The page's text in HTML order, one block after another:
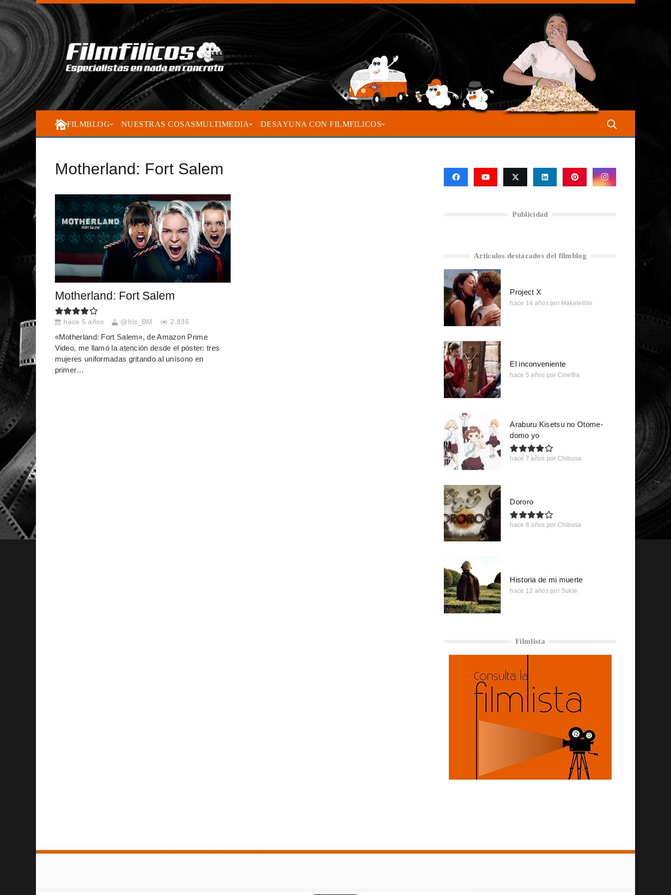
FILMBLOG NUESTRAS COSASMULTIMEDIA DESAYUNA CON FILMFILICOS
Motherland: Fort Salem
Motherland: Fort Salem
hace 5 años @Iris_BM 2.836
«Motherland: Fort Salem», de Amazon Prime
Video, me llamó la atención desde el póster: tres
mujeres uniformadas gritando al unísono en
primer…
Publicidad
Artículos destacados del filmblog
Project X
hace 14 años por Makelelillo
El inconveniente
hace 5 años por Cinefila
Araburu Kisetsu no Otome-
domo yo
hace 7 años por Chibusa
Dororo
hace 8 años por Chibusa
Historia de mi muerte
hace 12 años por Sukie
Filmlista